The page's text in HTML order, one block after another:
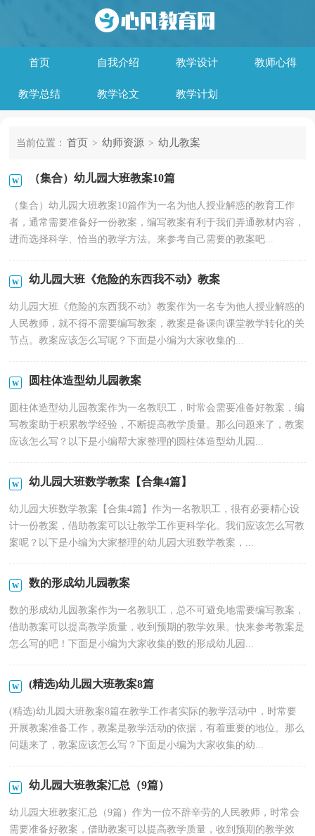
首页 自我介绍 教学设计 教师心得
教学总结 教学论文 教学计划
当前位置： 首页 > 幼师资源 > 幼儿教案
（集合）幼儿园大班教案10篇
（集合）幼儿园大班教案10篇作为一名为他人授业解惑的教育工作
者，通常需要准备好一份教案，编写教案有利于我们弄通教材内容，
进而选择科学、恰当的教学方法。来参考自己需要的教案吧...
幼儿园大班《危险的东西我不动》教案
幼儿园大班《危险的东西我不动》教案作为一名专为他人授业解惑的
人民教师，就不得不需要编写教案，教案是备课向课堂教学转化的关
节点。教案应该怎么写呢？下面是小编为大家收集的...
圆柱体造型幼儿园教案
圆柱体造型幼儿园教案作为一名教职工，时常会需要准备好教案，编
写教案助于积累教学经验，不断提高教学质量。那么问题来了，教案
应该怎么写？以下是小编帮大家整理的圆柱体造型幼儿园...
幼儿园大班数学教案【合集4篇】
幼儿园大班数学教案【合集4篇】作为一名教职工，很有必要精心设
计一份教案，借助教案可以让教学工作更科学化。我们应该怎么写教
案呢？以下是小编为大家整理的幼儿园大班数学教案，...
数的形成幼儿园教案
数的形成幼儿园教案作为一名教职工，总不可避免地需要编写教案，
借助教案可以提高教学质量，收到预期的教学效果。快来参考教案是
怎么写的吧！下面是小编为大家收集的数的形成幼儿园...
(精选)幼儿园大班教案8篇
(精选)幼儿园大班教案8篇在教学工作者实际的教学活动中，时常要
开展教案准备工作，教案是教学活动的依据，有着重要的地位。那么
问题来了，教案应该怎么写？下面是小编为大家收集的幼...
幼儿园大班教案汇总（9篇）
幼儿园大班教案汇总（9篇）作为一位不辞辛劳的人民教师，时常会
需要准备好教案，借助教案可以提高教学质量，收到预期的教学效